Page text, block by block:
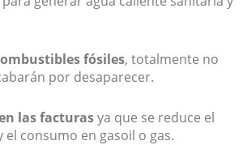
fósiles, totalmente no
por desaparecer.
las facturasya que se reduce el
consumo en gasoil o gas.